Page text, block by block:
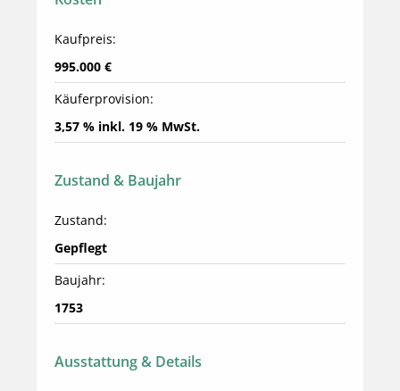
Kaufpreis:
995.000 €
Käuferprovision:
3,57 % inkl. 19 % MwSt.
Zustand & Baujahr
Zustand:
Gepflegt
Baujahr:
1753
Ausstattung & Details